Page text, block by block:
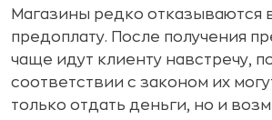
Магазины редко отказываются
предоплату. После получения
чаще идут клиенту навстречу,
соответствии с законом их
только отдать деньги, но и